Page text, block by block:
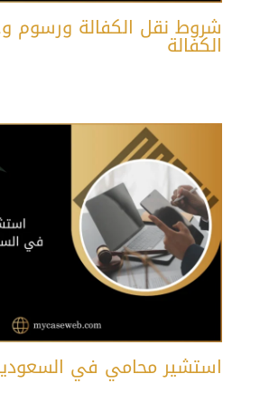
شروط نقل الكفالة ورسوم
الكفالة
استشير محامي في